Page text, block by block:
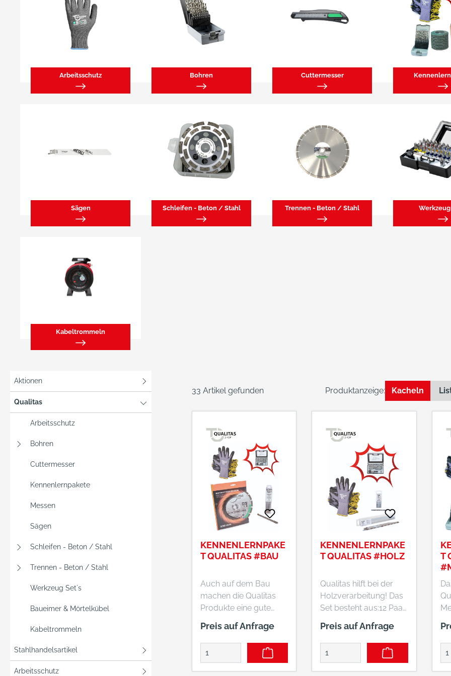
Arbeitsschutz Bohren Cuttermesser
Sägen Schleifen - Beton / Stahl Trennen - Beton / Stahl Werkzeug
Kabeltrommeln
Aktionen
Qualitas
Arbeitsschutz
Bohren
Cuttermesser
Kennenlernpakete
Messen
Sägen
Schleifen - Beton / Stahl
Trennen - Beton / Stahl
Werkzeug Set´s
Baueimer & Mörtelkübel
Kabeltrommeln
Stahlhandelsartikel
Arbeitsschutz
33 Artikel gefunden Produktanzeige: Kacheln
KENNENLERNPAKE
T QUALITAS #BAU
Auch auf dem Bau
machen die Qualitas
Produkte eine gute
Figur! Das Set besteht
aus:12 Paar
Montagehandschuhe
Gr. 10 5304010239
Preis auf Anfrage
KENNENLERNPAKE
T QUALITAS #HOLZ
Qualitas hilft bei der
Holzverarbeitung! Das
Set besteht aus:12 Paar
Montagehandschuhe
Gr. 10 5304010239
Feinstrick, nahtlos,
Touch Funktion, dünne
Preis auf Anfrage
T